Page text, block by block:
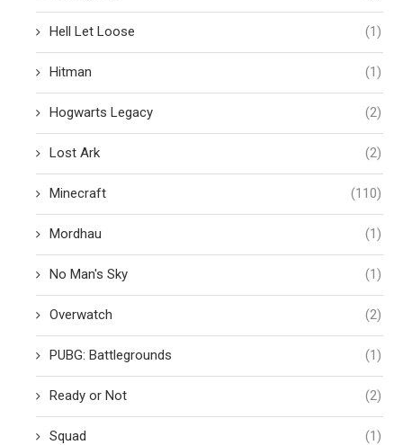
Hell Let Loose (1)
Hitman (1)
Hogwarts Legacy (2)
Lost Ark (2)
Minecraft (110)
Mordhau (1)
No Man's Sky (1)
Overwatch (2)
PUBG: Battlegrounds (1)
Ready or Not (2)
Squad (1)